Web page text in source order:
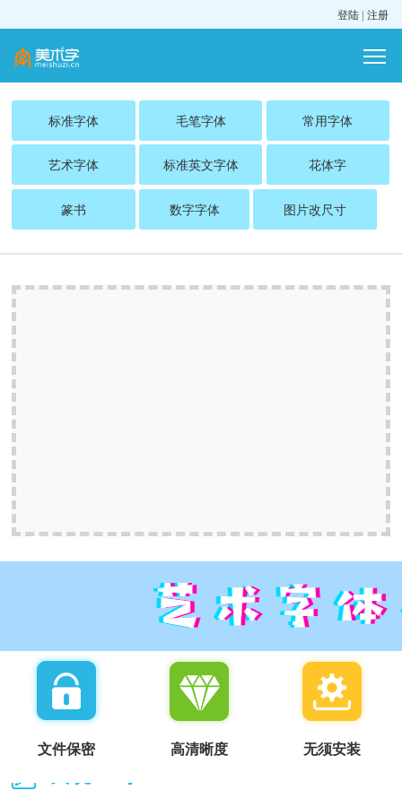
登陆 | 注册
标准字体 毛笔字体 常用字体
艺术字体 标准英文字体 花体字
篆书 数字字体 图片改尺寸
文件保密 高清晰度 无须安装